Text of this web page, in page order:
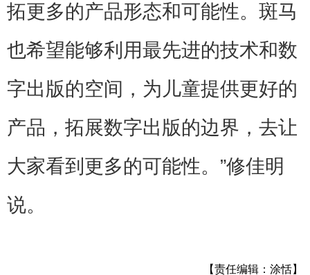
拓更多的产品形态和可能性。斑马
也希望能够利用最先进的技术和数
字出版的空间，为儿童提供更好的
产品，拓展数字出版的边界，去让
大家看到更多的可能性。”修佳明
说。
【责任编辑：涂恬】